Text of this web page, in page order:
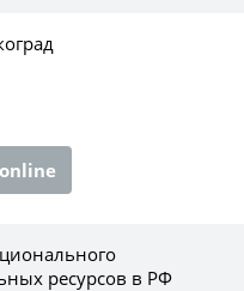
ресурсов в РФ